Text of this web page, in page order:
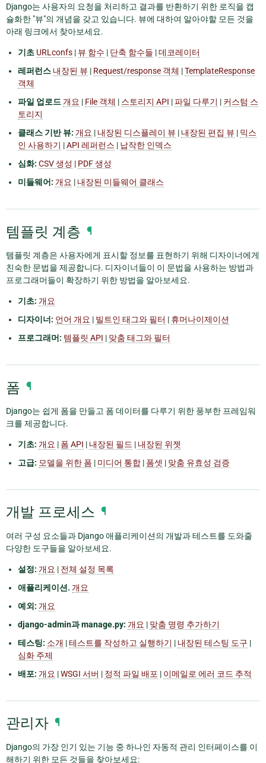
Django는 사용자의 요청을 처리하고 결과를 반환하기 위한 로직을 캡
슐화한 "뷰"의 개념을 갖고 있습니다. 뷰에 대하여 알아야할 모든 것을
아래 링크에서 찾아보세요.
기초 URLconfs | 뷰 함수 | 단축 함수들 |데코레이터
레퍼런스 내장된 뷰 | Request/response 객체 |TemplateResponse
객체
파일 업로드개요 | File 객체 | 스토리지 API |파일 다루기 | 커스텀 스
토리지
클래스 기반 뷰: 개요 | 내장된 디스플레이 뷰 | 내장된 편집 뷰 | 믹스
인 사용하기 |API 레퍼런스 | 납작한 인덱스
심화: CSV 생성 | PDF 생성
미들웨어: 개요 | 내장된 미들웨어 클래스
템플릿 계층 ¶
템플릿 계층은 사용자에게 표시할 정보를 표현하기 위해 디자이너에게
친숙한 문법을 제공합니다. 디자이너들이 이 문법을 사용하는 방법과
프로그래머들이 확장하기 위한 방법을 알아보세요.
기초: 개요
디자이너: 언어 개요 | 빌트인 태그와 필터 | 휴머나이제이션
프로그래머: 템플릿 API | 맞춤 태그와 필터
폼 ¶
Django는 쉽게 폼을 만들고 폼 데이터를 다루기 위한 풍부한 프레임워
크를 제공합니다.
기초: 개요 | 폼 API | 내장된 필드 | 내장된 위젯
고급: 모델을 위한 폼 | 미디어 통합 | 폼셋 | 맞춤 유효성 검증
개발 프로세스 ¶
여러 구성 요소들과 Django 애플리케이션의 개발과 테스트를 도와줄
다양한 도구들을 알아보세요.
설정: 개요 | 전체 설정 목록
애플리케이션. 개요
예외: 개요
django-admin과 manage.py: 개요 | 맞춤 명령 추가하기
테스팅: 소개 |테스트를 작성하고 실행하기 | 내장된 테스팅 도구 |
심화 주제
배포: 개요 |WSGI 서버 | 정적 파일 배포 | 이메일로 에러 코드 추적
관리자 ¶
Django의 가장 인기 있는 기능 중 하나인 자동적 관리 인터페이스를 이
해하기 위한 모든 것들을 찾아보세요: